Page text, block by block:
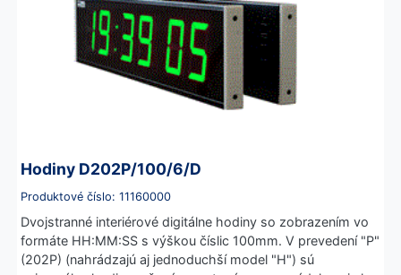
Hodiny D202P/100/6/D
Produktové číslo: 11160000
Dvojstranné interiérové digitálne hodiny so zobrazením vo
formáte HH:MM:SS s výškou číslic 100mm. V prevedení "P"
(202P) (nahrádzajú aj jednoduchší model "H") sú